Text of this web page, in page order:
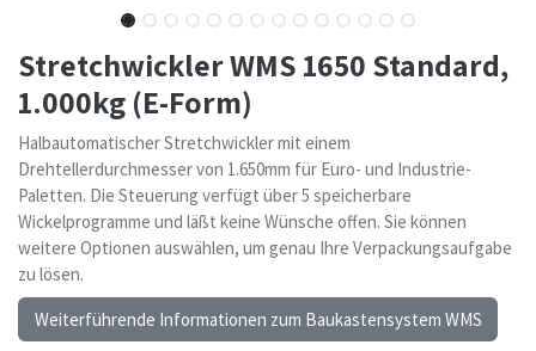
Stretchwickler WMS 1650 Standard,
1.000kg (E-Form)
Halbautomatischer Stretchwickler mit einem
Drehtellerdurchmesser von 1.650mm für Euro- und Industrie-
Paletten. Die Steuerung verfügt über 5 speicherbare
Wickelprogramme und läßt keine Wünsche offen. Sie können
weitere Optionen auswählen, um genau Ihre Verpackungsaufgabe
zu lösen.
Weiterführende Informationen zum Baukastensystem WMS